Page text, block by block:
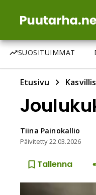
SUOSITUIMMAT
Etusivu
Tiina Painokallio
Päivitetty22.03.2026
Tallenna